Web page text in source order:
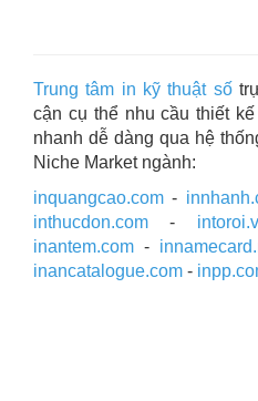
Trung tâm in kỹ thuật số
cận cụ thể nhu cầu thiết
nhanh dễ dàng qua hệ
Niche Market ngành:
inquangcao.com -
inthucdon.com -
inantem.com -
inancatalogue.com -